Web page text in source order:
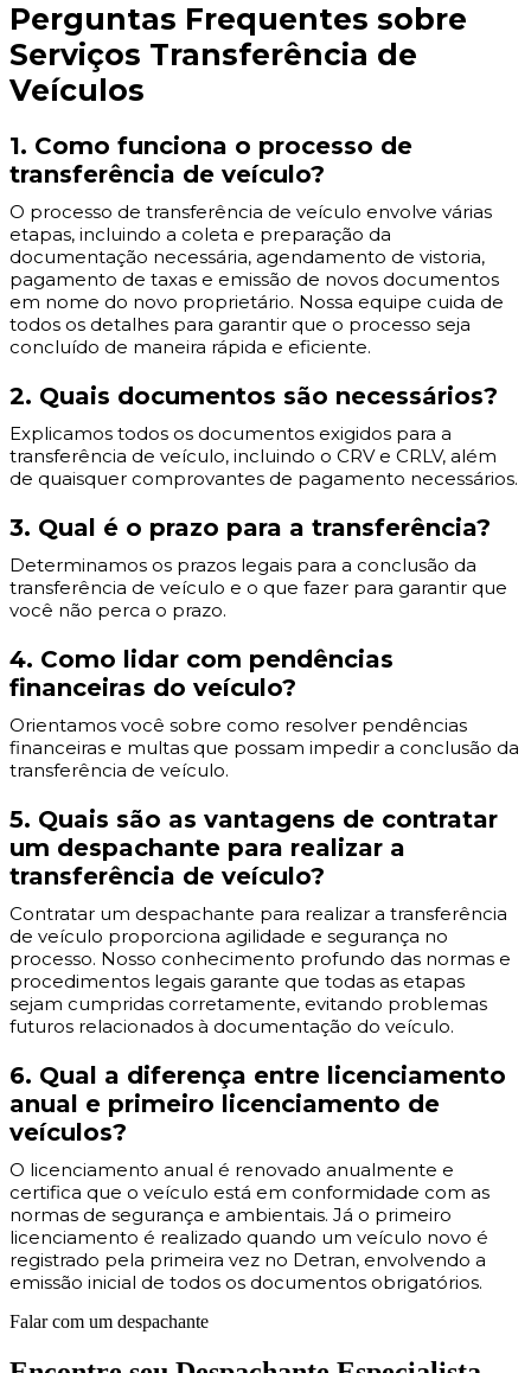
Perguntas Frequentes sobre
Serviços Transferência de
Veículos
1. Como funciona o processo de
transferência de veículo?
O processo de transferência de veículo envolve várias
etapas, incluindo a coleta e preparação da
documentação necessária, agendamento de vistoria,
pagamento de taxas e emissão de novos documentos
em nome do novo proprietário. Nossa equipe cuida de
todos os detalhes para garantir que o processo seja
concluído de maneira rápida e eficiente.
2. Quais documentos são necessários?
Explicamos todos os documentos exigidos para a
transferência de veículo, incluindo o CRV e CRLV, além
de quaisquer comprovantes de pagamento necessários.
3. Qual é o prazo para a transferência?
Determinamos os prazos legais para a conclusão da
transferência de veículo e o que fazer para garantir que
você não perca o prazo.
4. Como lidar com pendências
financeiras do veículo?
Orientamos você sobre como resolver pendências
financeiras e multas que possam impedir a conclusão da
transferência de veículo.
5. Quais são as vantagens de contratar
um despachante para realizar a
transferência de veículo?
Contratar um despachante para realizar a transferência
de veículo proporciona agilidade e segurança no
processo. Nosso conhecimento profundo das normas e
procedimentos legais garante que todas as etapas
sejam cumpridas corretamente, evitando problemas
futuros relacionados à documentação do veículo.
6. Qual a diferença entre licenciamento
anual e primeiro licenciamento de
veículos?
O licenciamento anual é renovado anualmente e
certifica que o veículo está em conformidade com as
normas de segurança e ambientais. Já o primeiro
licenciamento é realizado quando um veículo novo é
registrado pela primeira vez no Detran, envolvendo a
emissão inicial de todos os documentos obrigatórios.
Falar com um despachante